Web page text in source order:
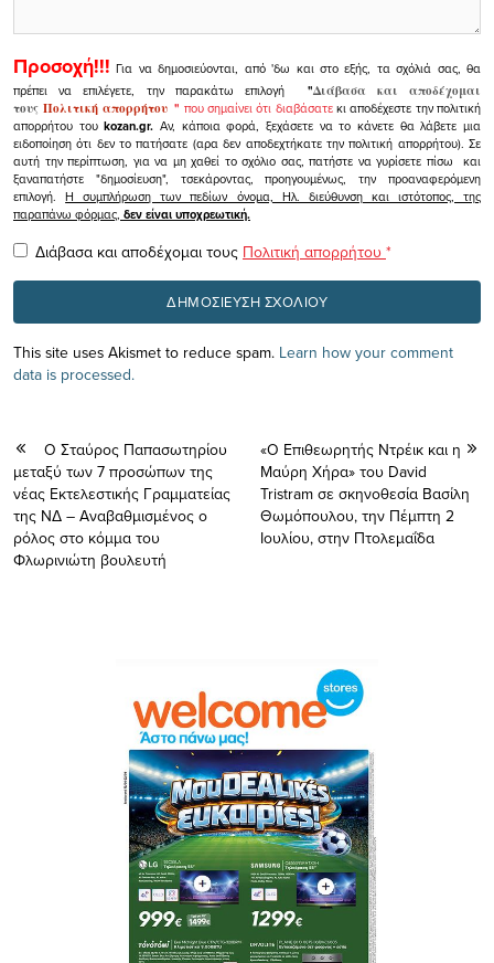
Προσοχή!!! Για να δημοσιεύονται, από 'δω και στο εξής, τα σχόλιά σας, θα
πρέπει να επιλέγετε, την παρακάτω επιλογή
"Διάβασα και αποδέχομαι
τουςΠολιτική απορρήτου" που σημαίνει ότι διαβάσατεκι αποδέχεστε την πολιτική
απορρήτου τουkozan.gr. Αν, κάποια φορά, ξεχάσετε να το κάνετε θα λάβετε μια
ειδοποίηση ότι δεν το πατήσατε (αρα δεν αποδεχτήκατε την πολιτική απορρήτου). Σε
αυτή την περίπτωση, για να μη χαθεί το σχόλιο σας, πατήστε να γυρίσετε πίσω και
ξαναπατήστε "δημοσίευση", τσεκάροντας, προηγουμένως, την προαναφερόμενη
επιλογή.Η συμπλήρωση των πεδίων όνομα, Ηλ. διεύθυνση και ιστότοπος, της
παραπάνω φόρμας, δεν είναι υποχρεωτική.
Διάβασα και αποδέχομαι τους Πολιτική απορρήτου *
This site uses Akismet to reduce spam. Learn how your comment
data is processed.
Ο Σταύρος Παπασωτηρίου
μεταξύ των 7 προσώπων της
νέας Εκτελεστικής Γραμματείας
της ΝΔ – Αναβαθμισμένος ο
ρόλος στο κόμμα του
Φλωρινιώτη βουλευτή
«Ο Επιθεωρητής Ντρέικ και η
Μαύρη Χήρα» του David
Tristram σε σκηνοθεσία Βασίλη
Θωμόπουλου, την Πέμπτη 2
Ιουλίου, στην Πτολεμαΐδα